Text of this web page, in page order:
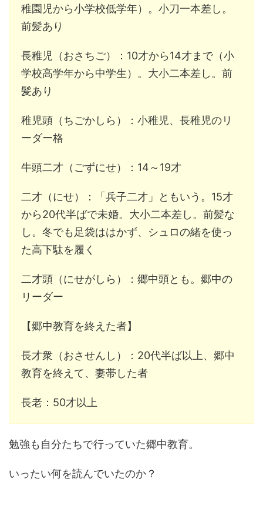
稚園児から小学校低学年）。小刀一本差し。
前髪あり
長稚児（おさちご）：10才から14才まで（小
学校高学年から中学生）。大小二本差し。前
髪あり
稚児頭（ちごかしら）：小稚児、長稚児のリ
ーダー格
牛頭二才（ごずにせ）：14～19才
二才（にせ）：「兵子二才」ともいう。15才
から20代半ばで未婚。大小二本差し。前髪な
し。冬でも足袋ははかず、シュロの緒を使っ
た高下駄を履く
二才頭（にせがしら）：郷中頭とも。郷中の
リーダー
【郷中教育を終えた者】
長才衆（おさせんし）：20代半ば以上、郷中
教育を終えて、妻帯した者
長老：50才以上
勉強も自分たちで行っていた郷中教育。
いったい何を読んでいたのか？